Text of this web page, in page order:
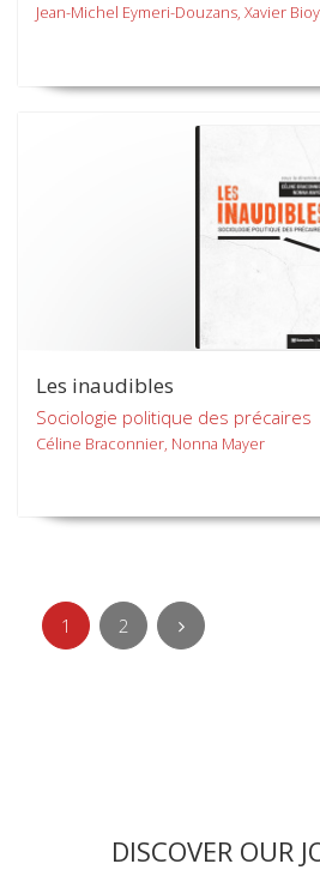
Jean-Michel Eymeri-Douzans, Xavier Bioy
Les inaudibles
Sociologie politique des précaires
Céline Braconnier, Nonna Mayer
1 2
DISCOVER OUR